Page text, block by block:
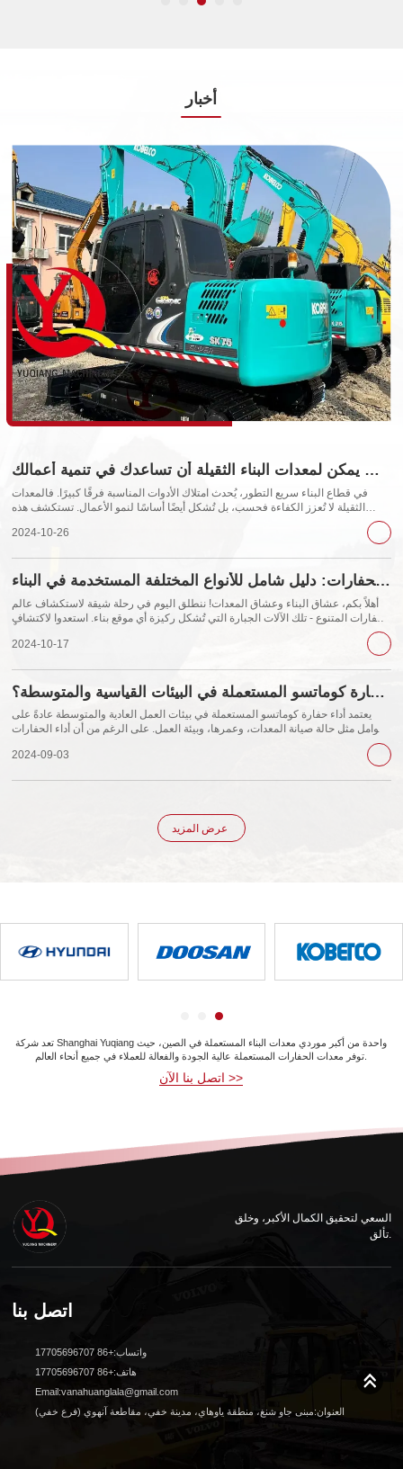
أخبار
كيف يمكن لمعدات البناء الثقيلة أن تساعدك في تنمية أعمالك
في قطاع البناء سريع التطور، يُحدث امتلاك الأدوات المناسبة فرقًا كبيرًا. فالمعدات
الثقيلة لا تُعزز الكفاءة فحسب، بل تُشكل أيضًا أساسًا لنمو الأعمال. تستكشف هذه
المقالة كيف يُمكن للاستثمار في معدات البناء الثقيلة أن يُعزز أعمالك في مجال البناء
2024-10-26
كشف غموض الحفارات: دليل شامل للأنواع المختلفة المستخدمة في البناء
أهلاً بكم، عشاق البناء وعشاق المعدات! ننطلق اليوم في رحلة شيقة لاستكشاف عالم
الحفارات المتنوع - تلك الآلات الجبارة التي تُشكل ركيزة أي موقع بناء. استعدوا لاكتشاف
المزيد بينما نتعمق في مختلف أنواع الحفارات الشائعة الاستخدام في قطاع البناء، كلٌّ
منها...
2024-10-17
كيف يعمل حفارة كوماتسو المستعملة في البيئات القياسية والمتوسطة؟
يعتمد أداء حفارة كوماتسو المستعملة في بيئات العمل العادية والمتوسطة عادةً على
عوامل مثل حالة صيانة المعدات، وعمرها، وبيئة العمل. على الرغم من أن أداء الحفارات
المستعملة قد يكون أسوأ في بعض الجوانب من الطرازات الجديدة، إلا أنها لا تزال تعمل
2024-09-03
عرض المزيد
تعد شركة Shanghai Yuqiang واحدة من أكبر موردي معدات البناء المستعملة في الصين، حيث
اتصل بنا الآن >>
السعي لتحقيق الكمال الأكبر، وخلق
تألق.
اتصل بنا
واتساب:+86 17705696707
هاتف:+86 17705696707
Email:vanahuanglala@gmail.com
العنوان:مبنى جاو شنغ، منطقة ياوهاي، مدينة خفي، مقاطعة آنهوي (فرع خفي)